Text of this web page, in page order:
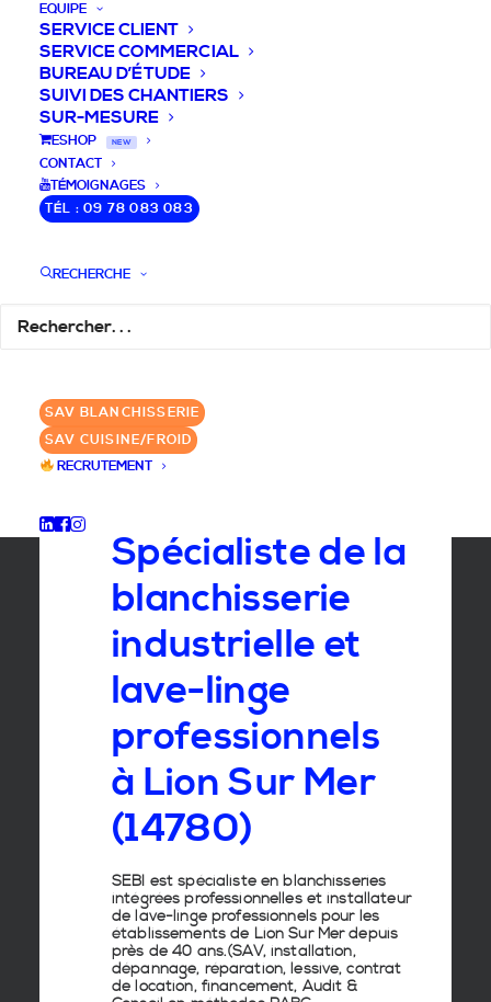
EQUIPE
SERVICE CLIENT
SERVICE COMMERCIAL
BUREAU D’ÉTUDE
SUIVI DES CHANTIERS
SUR-MESURE
ESHOP NEW
CONTACT
TÉMOIGNAGES
TÉL : 09 78 083 083
RECHERCHE
SAV BLANCHISSERIE
SAV CUISINE/FROID
RECRUTEMENT
DEVIS / CONSEILS /
QUESTIONS
votre projet de blanchisserie intégrée!
✆ 09 78 083 083
Spécialiste de la
blanchisserie
industrielle et
lave-linge
professionnels
à Lion Sur Mer
(14780)
SEBI est spécialiste en blanchisseries
intégrées professionnellesetinstallateur
de lave-lingeprofessionnels pour les
établissements de Lion Sur Merdepuis
près de 40 ans.(SAV, installation,
dépannage, réparation, lessive, contrat
de location, financement, Audit &